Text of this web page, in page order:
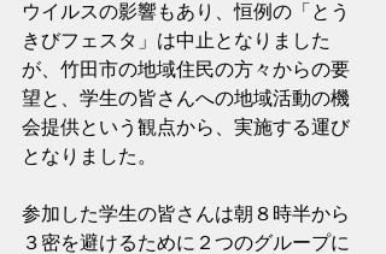
ウイルスの影響もあり、恒例の「とう
きびフェスタ」は中止となりました
が、竹田市の地域住民の方々からの要
望と、学生の皆さんへの地域活動の機
会提供という観点から、実施する運び
となりました。
参加した学生の皆さんは朝８時半から
３密を避けるために２つのグループに